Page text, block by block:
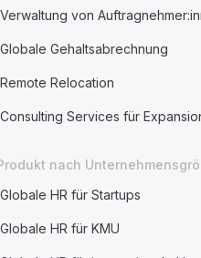
Verwaltung von
Globale Gehaltsabrechnung
Remote Relocation
Consulting Services für
nach
Globale HR für Startups
Globale HR für KMU